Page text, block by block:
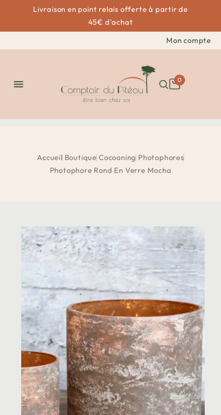
Livraison en point relais offerte à partir de
45€ d'achat
Mon compte
 0
Accueil Boutique Cocooning Photophores
Photophore Rond En Verre Mocha